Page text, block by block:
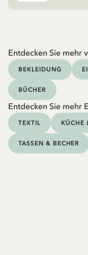
Entdecken Sie mehr
BEKLEIDUNG
BÜCHER
Entdecken Sie mehr
TEXTIL KÜCHE
TASSEN & BECHER